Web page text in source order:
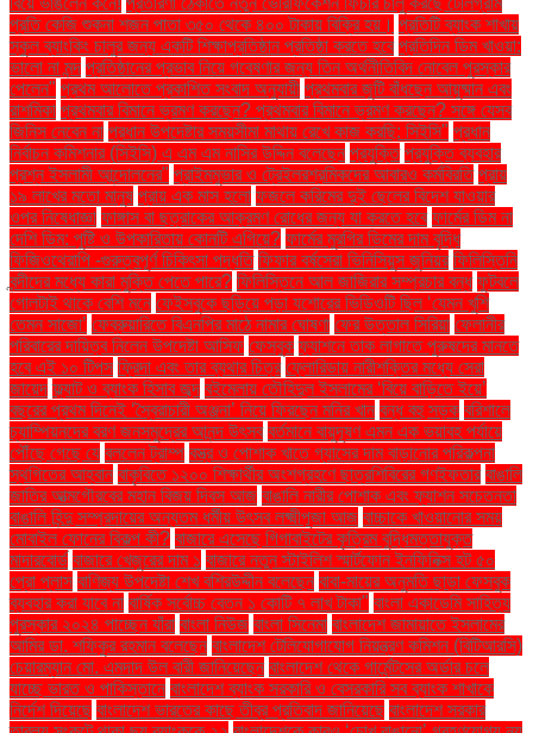
প্রতি কেজি শুকনা শজন পাতা ৩৫০ থেকে ৪০০ টাকায় বিক্রি হয়। প্রতিটি ব্যাংক শাখায়
স্কুল ব্যাংকিং চালুর জন্য একটি শিক্ষাপ্রতিষ্ঠান প্রতিষ্ঠা করতে হবে প্রতিদিন ডিম খাওয়া:
ভালো না মন্দ প্রতিষ্ঠানের প্রভাব নিয়ে গবেষণার জন্য তিন অর্থনীতিবিদ নোবেল পুরস্কার
পেলেন" প্রথম আলোতে প্রকাশিত সংবাদ অনুযায়ী প্রথমবার জুটি বাঁধছেন আয়ুষ্মান এবং
রাশমিকা প্রথমবার বিমানে ভ্রমণ করছেন? প্রথমবার বিমানে ভ্রমণ করছেন? সঙ্গে যেসব
জিনিস নেবেন না প্রধান উপদেষ্টার সময়সীমা মাথায় রেখে কাজ করছি: সিইসি" প্রধান
নির্বাচন কমিশনার (সিইসি) এ এম এম নাসির উদ্দিন বলেছেন প্রযুক্তি প্রযুক্তি ব্যবহার
প্রশ্ন ইসলামী আন্দোলনের" প্রাইমমুভার ও ট্রেইলরশ্রমিকদের আবারও কর্মবিরতি প্রায়
১৯ লাখের মতো মানুষ প্রায় এক মাস হলো ফজলে করিমের দুই ছেলের বিদেশ যাওয়ার
ওপর নিষেধাজ্ঞা ফাঙ্গাস বা ছত্রাকের আক্রমণ রোধের জন্য যা করতে হবে ফার্মের ডিম না
দেশি ডিম: পুষ্টি ও উপকারিতায় কোনটি এগিয়ে? ফার্মের মুরগির ডিমের দাম বৃদ্ধি
ফিজিওথেরাপি -গুরুত্বপূর্ণ চিকিৎসা পদ্ধতি ফিফার বর্ষসেরা ভিনিসিয়ুস জুনিয়র ফিলিস্তিনি
বন্দীদের মধ্যে কারা মুক্তি পেতে পারে? ফিলিস্তিনে আল জাজিরার সম্প্রচার বন্ধ ফুটবলে
গোলটাই থাকে বেশি মনে ফেইসবুকে ছড়িয়ে পড়া যশোরের ভিডিওটি ছিল ‘যেমন খুশি
তেমন সাজো’ ফেব্রুয়ারিতে বিএনপির মাঠে নামার ঘোষণা ফের উত্তাল সিরিয়া ফেলানীর
পরিবারের দায়িত্ব নিলেন উপদেষ্টা আসিফ ফেসবুক ফ্যাশনে তাক লাগাতে পুরুষদের মানতে
হবে এই ১০ টিপস ফ্রিদা এবং তার ব্যথার চিত্র ফ্লোরিডায় নারীশক্তির মধ্যে সেরা
জায়েদ ফ্ল্যাট ও ব্যাংক হিসাব জব্দ বইমেলায় তৌহিদুল ইসলামের ‘বিয়ে বাড়িতে ইয়ে’
বছরের প্রথম দিনেই ‘স্বৈরাচারী অঞ্জনা’ নিয়ে ফিরছেন মনির খান বন্ধ বহু সড়ক বরিশালে
চ্যাম্পিয়নদের বরণ জনসমুদ্রের আনন্দ উৎসব বর্তমানে বায়ুদূষণ এমন এক ভয়াবহ পর্যায়ে
পৌঁছে গেছে যে বললেন ট্রাম্প বস্ত্র ও পোশাক খাতে গ্যাসের দাম বাড়ানোর পরিকল্পনা
স্থগিতের আহ্বান বাকৃবিতে ১২০০ শিক্ষার্থীর অংশগ্রহণে ছাত্রশিবিরের গণইফতার বাঙালি
জাতির আত্মগৌরবের মহান বিজয় দিবস আজ বাঙালি নারীর পোশাক এবং ফ্যাশন সচেতনতা
বাঙালি হিন্দু সম্প্রদায়ের অন্যতম ধর্মীয় উৎসব লক্ষ্মীপূজা আজ বাচ্চাকে খাওয়ানোর সময়
মোবাইল ফোনের বিকল্প কী? বাজারে এসেছে গিগাবাইটের কৃত্রিম বুদ্ধিমত্তাযুক্ত
মাদারবোর্ড বাজারে খেজুরের দাম ১ বাজারে নতুন স্টাইলিশ স্মার্টফোন ইনফিনিক্স হট ৫০
প্রো প্লাস বাণিজ্য উপদেষ্টা শেখ বশিরউদ্দীন বলেছেন বাবা-মায়ের অনুমতি ছাড়া ফেসবুক
ব্যবহার করা যাবে না বার্ষিক সর্বোচ্চ বেতন ১ কোটি ৭ লাখ টাকা" বাংলা একাডেমি সাহিত্য
পুরস্কার ২০২৪ পাচ্ছেন যাঁরা বাংলা নিউজ বাংলা সিনেমা বাংলাদেশ জামায়াতে ইসলামের
আমির ডা. শফিকুর রহমান বলেছেন বাংলাদেশ টেলিযোগাযোগ নিয়ন্ত্রণ কমিশন (বিটিআরসি)
চেয়ারম্যান মো. এমদাদ উল বারী জানিয়েছেন বাংলাদেশ থেকে গার্মেন্টসের অর্ডার চলে
যাচ্ছে ভারত ও পাকিস্তানে বাংলাদেশ ব্যাংক সরকারি ও বেসরকারি সব ব্যাংক শাখাকে
নির্দেশ দিয়েছে বাংলাদেশ ভারতের কাছে তীব্র প্রতিবাদ জানিয়েছে বাংলাদেশ সরকার